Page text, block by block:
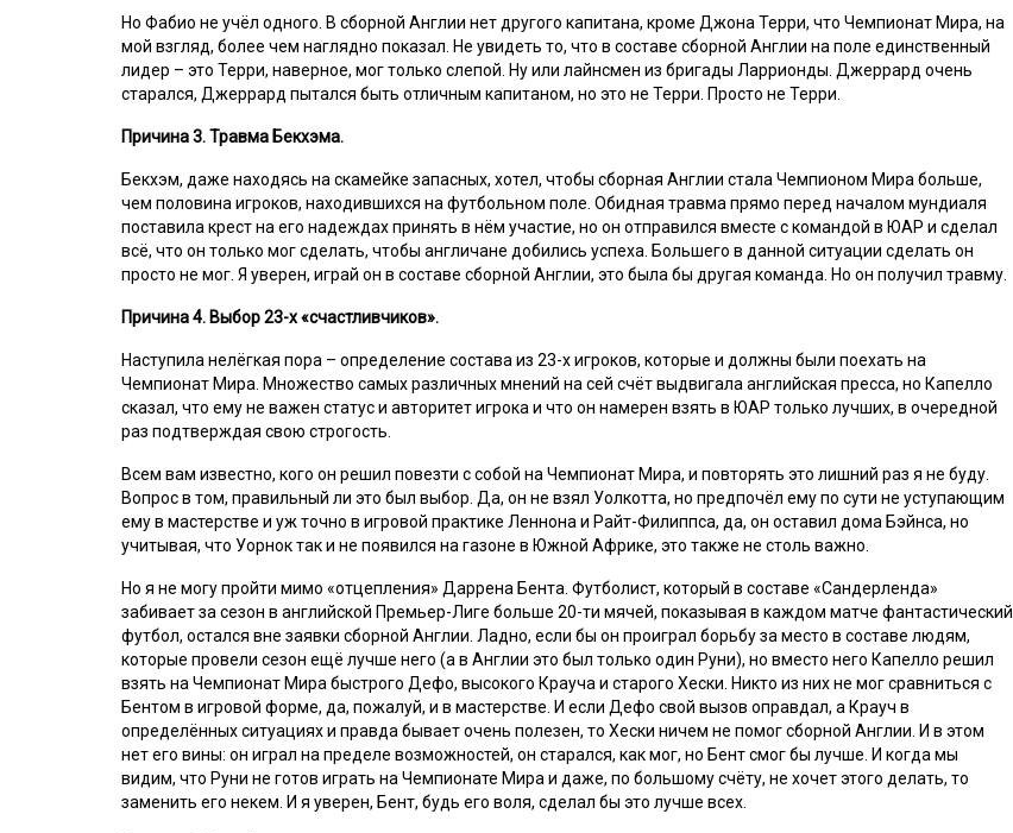
Но Фабио не учёл одного. В сборной Англии нет другого капитана, кроме Джона Терри, что Чемпионат Мира, на
мой взгляд, более чем наглядно показал. Не увидеть то, что в составе сборной Англии на поле единственный
лидер – это Терри, наверное, мог только слепой. Ну или лайнсмен из бригады Ларрионды. Джеррард очень
старался, Джеррард пытался быть отличным капитаном, но это не Терри. Просто не Терри.
Причина 3. Травма Бекхэма.
Бекхэм, даже находясь на скамейке запасных, хотел, чтобы сборная Англии стала Чемпионом Мира больше,
чем половина игроков, находившихся на футбольном поле. Обидная травма прямо перед началом мундиаля
поставила крест на его надеждах принять в нём участие, но он отправился вместе с командой в ЮАР и сделал
всё, что он только мог сделать, чтобы англичане добились успеха. Большего в данной ситуации сделать он
просто не мог. Я уверен, играй он в составе сборной Англии, это была бы другая команда. Но он получил травму.
Причина 4. Выбор 23-х «счастливчиков».
Наступила нелёгкая пора – определение состава из 23-х игроков, которые и должны были поехать на
Чемпионат Мира. Множество самых различных мнений на сей счёт выдвигала английская пресса, но Капелло
сказал, что ему не важен статус и авторитет игрока и что он намерен взять в ЮАР только лучших, в очередной
раз подтверждая свою строгость.
Всем вам известно, кого он решил повезти с собой на Чемпионат Мира, и повторять это лишний раз я не буду.
Вопрос в том, правильный ли это был выбор. Да, он не взял Уолкотта, но предпочёл ему по сути не уступающим
ему в мастерстве и уж точно в игровой практике Леннона и Райт-Филиппса, да, он оставил дома Бэйнса, но
учитывая, что Уорнок так и не появился на газоне в Южной Африке, это также не столь важно.
Но я не могу пройти мимо «отцепления» Даррена Бента. Футболист, который в составе «Сандерленда»
забивает за сезон в английской Премьер-Лиге больше 20-ти мячей, показывая в каждом матче фантастический
футбол, остался вне заявки сборной Англии. Ладно, если бы он проиграл борьбу за место в составе людям,
которые провели сезон ещё лучше него (а в Англии это был только один Руни), но вместо него Капелло решил
взять на Чемпионат Мира быстрого Дефо, высокого Крауча и старого Хески. Никто из них не мог сравниться с
Бентом в игровой форме, да, пожалуй, и в мастерстве. И если Дефо свой вызов оправдал, а Крауч в
определённых ситуациях и правда бывает очень полезен, то Хески ничем не помог сборной Англии. И в этом
нет его вины: он играл на пределе возможностей, он старался, как мог, но Бент смог бы лучше. И когда мы
видим, что Руни не готов играть на Чемпионате Мира и даже, по большому счёту, не хочет этого делать, то
заменить его некем. И я уверен, Бент, будь его воля, сделал бы это лучше всех.